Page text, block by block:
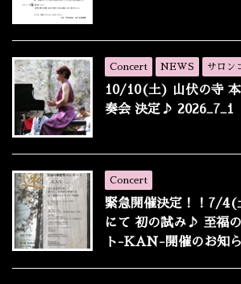
Concert NEWS サロン
10/10(土) 山伏の寺
奏会 決定♪ 2026_7_1
Concert
緊急開催決定！！7/4(
にて 初の試み♪ 至福
ト-KAN-開催のお知